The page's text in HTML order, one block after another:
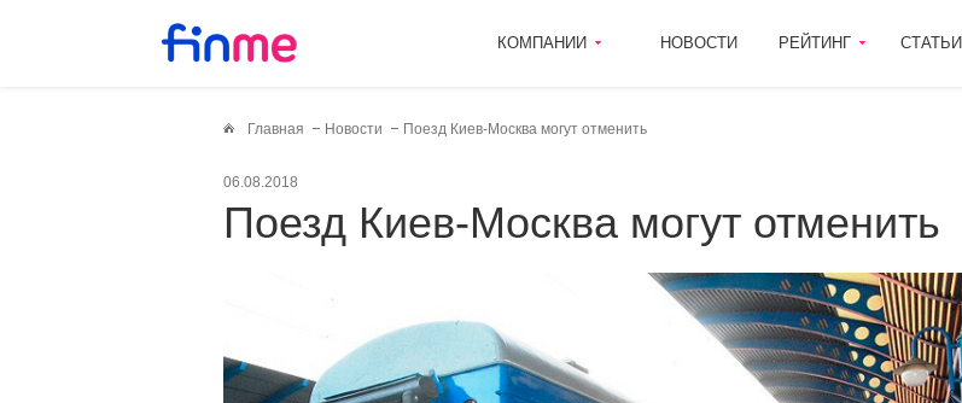
КОМПАНИИ НОВОСТИ РЕЙТИНГ СТАТЬИ
Главная Новости Поезд Киев-Москва могут отменить
06.08.2018
Поезд Киев-Москва могут отменить